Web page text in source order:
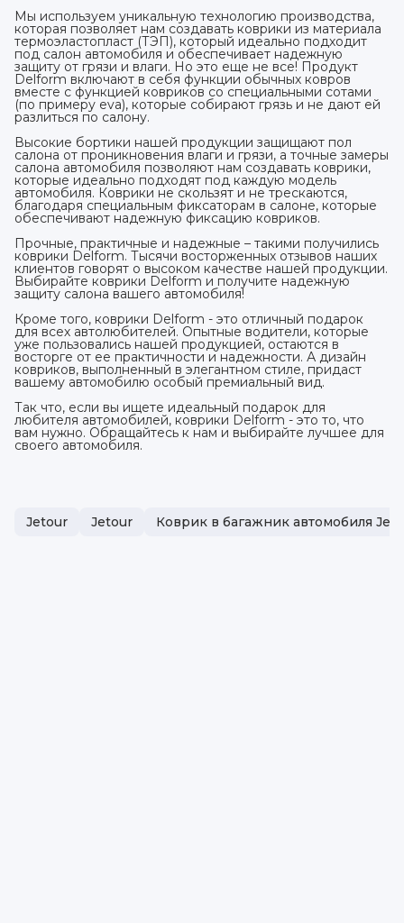
Мы используем уникальную технологию производства,
которая позволяет нам создавать коврики из материала
термоэластопласт (ТЭП), который идеально подходит
под салон автомобиля и обеспечивает надежную
защиту от грязи и влаги. Но это еще не все! Продукт
Delform включают в себя функции обычных ковров
вместе с функцией ковриков со специальными сотами
(по примеру eva), которые собирают грязь и не дают ей
разлиться по салону.
Высокие бортики нашей продукции защищают пол
салона от проникновения влаги и грязи, а точные замеры
салона автомобиля позволяют нам создавать коврики,
которые идеально подходят под каждую модель
автомобиля. Коврики не скользят и не трескаются,
благодаря специальным фиксаторам в салоне, которые
обеспечивают надежную фиксацию ковриков.
Прочные, практичные и надежные – такими получились
коврики Delform. Тысячи восторженных отзывов наших
клиентов говорят о высоком качестве нашей продукции.
Выбирайте коврики Delform и получите надежную
защиту салона вашего автомобиля!
Кроме того, коврики Delform - это отличный подарок
для всех автолюбителей. Опытные водители, которые
уже пользовались нашей продукцией, остаются в
восторге от ее практичности и надежности. А дизайн
ковриков, выполненный в элегантном стиле, придаст
вашему автомобилю особый премиальный вид.
Так что, если вы ищете идеальный подарок для
любителя автомобилей, коврики Delform - это то, что
вам нужно. Обращайтесь к нам и выбирайте лучшее для
своего автомобиля.
Jetour Jetour Коврик в багажник автомобиля